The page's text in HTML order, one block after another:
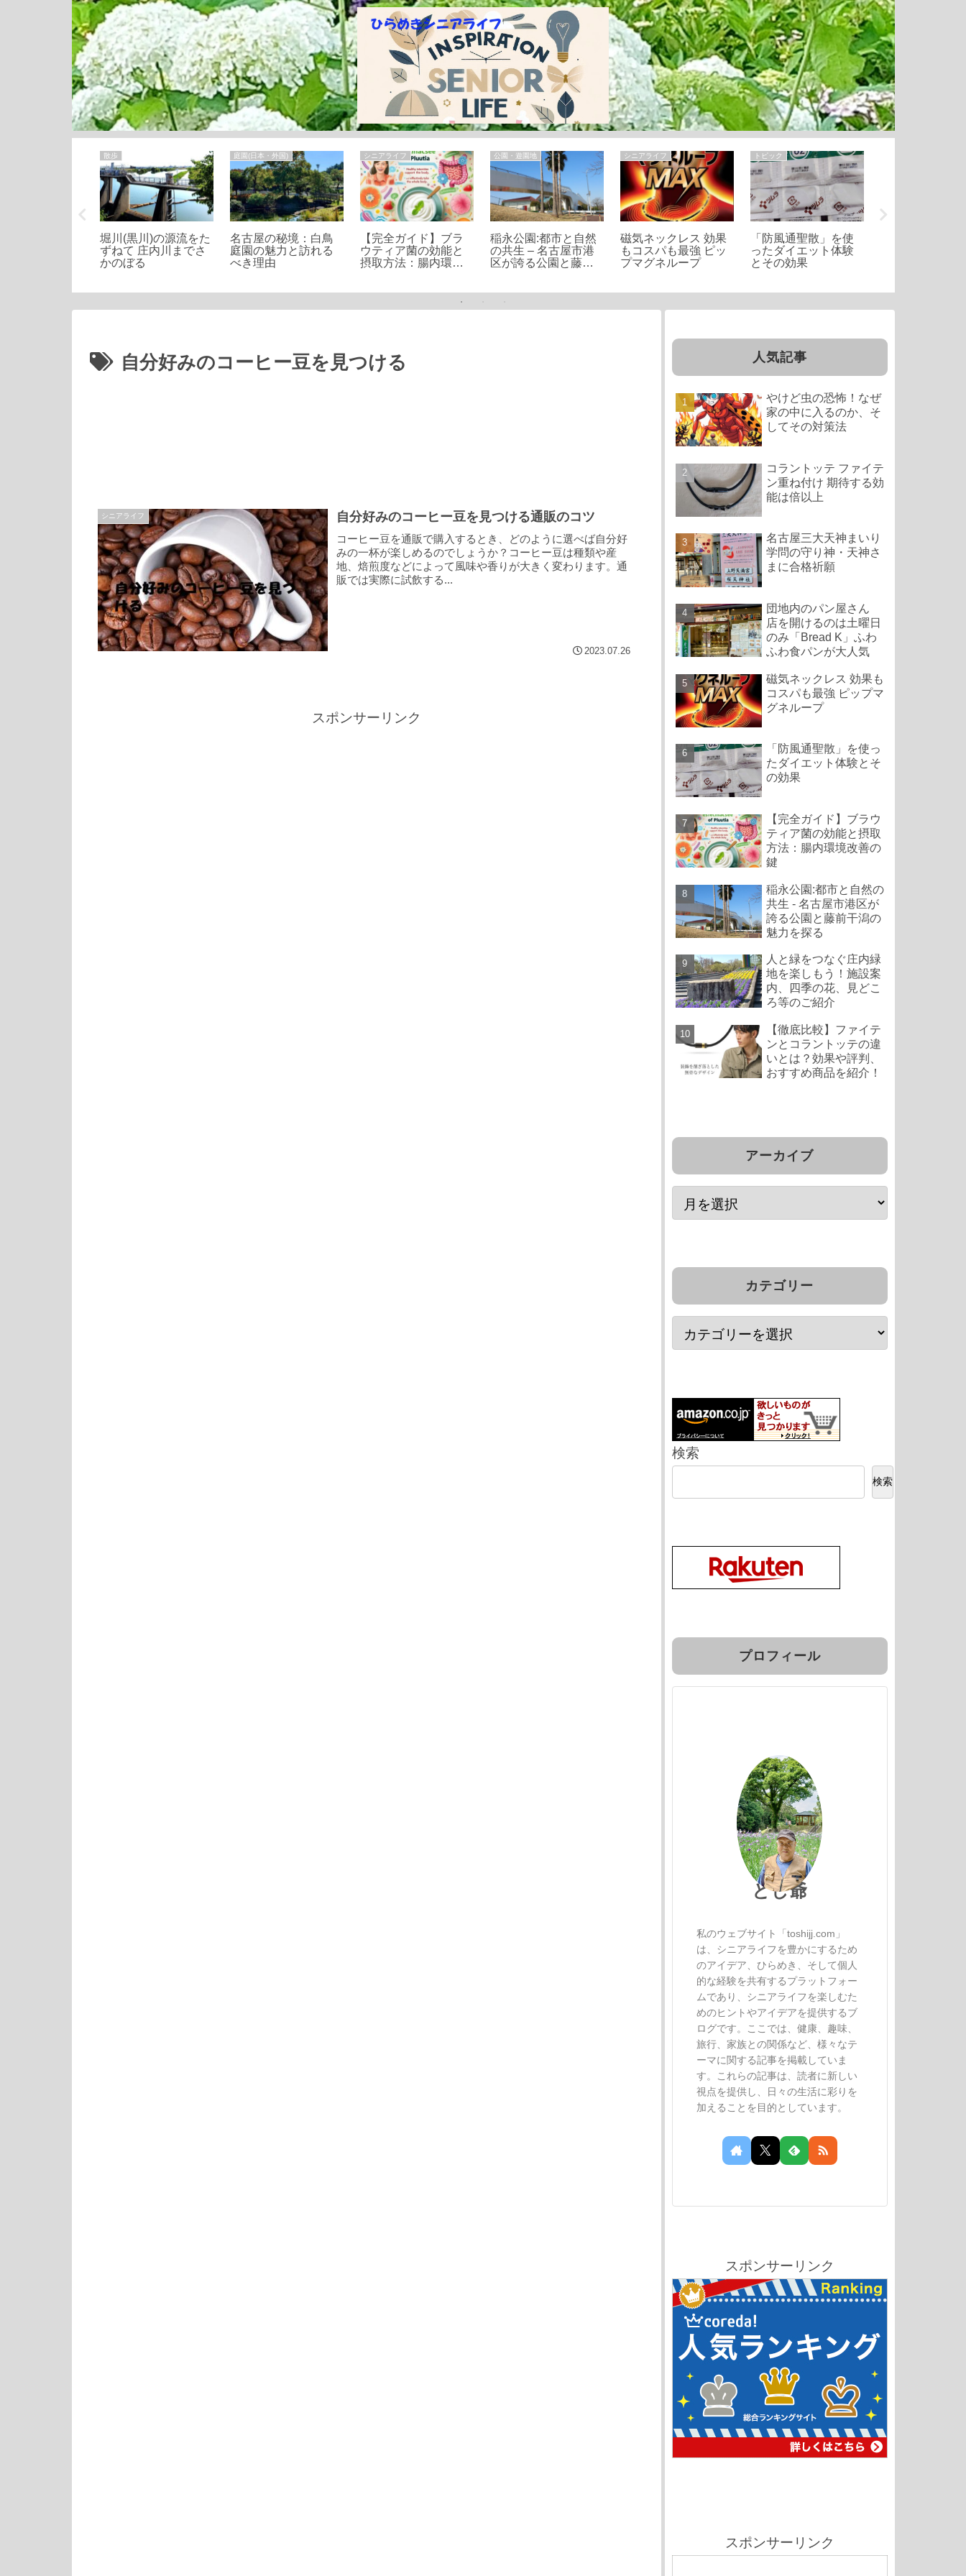
散歩
堀川(黒川)の源流をた
ずねて 庄内川までさ
かのぼる
庭園(日本・外国)
名古屋の秘境：白鳥
庭園の魅力と訪れる
べき理由
シニアライフ
【完全ガイド】ブラ
ウティア菌の効能と
摂取方法：腸内環境
公園・遊園地
稲永公園:都市と自然
の共生 – 名古屋市港
区が誇る公園と藤前
シニアライフ
磁気ネックレス 効果
もコスパも最強 ピッ
プマグネループ
トピック
「防風通聖散」を使
ったダイエット体験
とその効果
自分好みのコーヒー豆を見つける
シニアライフ 自分好みのコーヒー豆を見つける通販のコツ
コーヒー豆を通販で購入するとき、どのように選べば自分好
みの一杯が楽しめるのでしょうか？コーヒー豆は種類や産
地、焙煎度などによって風味や香りが大きく変わります。通
販では実際に試飲する...
2023.07.26
スポンサーリンク
人気記事
やけど虫の恐怖！なぜ
家の中に入るのか、そ
してその対策法
コラントッテ ファイテ
ン重ね付け 期待する効
能は倍以上
名古屋三大天神まいり
学問の守り神・天神さ
まに合格祈願
団地内のパン屋さん
店を開けるのは土曜日
のみ「Bread K」ふわ
ふわ食パンが大人気
磁気ネックレス 効果も
コスパも最強 ピップマ
グネループ
「防風通聖散」を使っ
たダイエット体験とそ
の効果
【完全ガイド】ブラウ
ティア菌の効能と摂取
方法：腸内環境改善の
鍵
稲永公園:都市と自然の
共生 - 名古屋市港区が
誇る公園と藤前干潟の
魅力を探る
人と緑をつなぐ庄内緑
地を楽しもう！施設案
内、四季の花、見どこ
ろ等のご紹介
【徹底比較】ファイテ
ンとコラントッテの違
いとは？効果や評判、
おすすめ商品を紹介！
アーカイブ
カテゴリー
検索
検索
プロフィール
とし爺
私のウェブサイト「toshijj.com」
は、シニアライフを豊かにするため
のアイデア、ひらめき、そして個人
的な経験を共有するプラットフォー
ムであり、シニアライフを楽しむた
めのヒントやアイデアを提供するブ
ログです。ここでは、健康、趣味、
旅行、家族との関係など、様々なテ
ーマに関する記事を掲載していま
す。これらの記事は、読者に新しい
視点を提供し、日々の生活に彩りを
加えることを目的としています。
スポンサーリンク
スポンサーリンク